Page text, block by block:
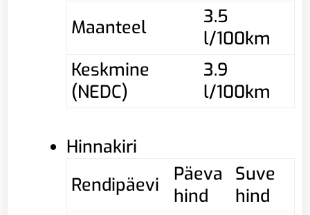
Maanteel
3.5
l/100km
Keskmine
(NEDC)
3.9
l/100km
Hinnakiri
Rendipäevi
Päeva
hind
Suve
hind